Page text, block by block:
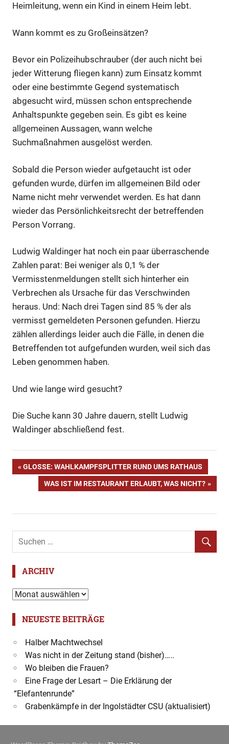
Heimleitung, wenn ein Kind in einem Heim lebt.
Wann kommt es zu Großeinsätzen?
Bevor ein Polizeihubschrauber (der auch nicht bei
jeder Witterung fliegen kann) zum Einsatz kommt
oder eine bestimmte Gegend systematisch
abgesucht wird, müssen schon entsprechende
Anhaltspunkte gegeben sein. Es gibt es keine
allgemeinen Aussagen, wann welche
Suchmaßnahmen ausgelöst werden.
Sobald die Person wieder aufgetaucht ist oder
gefunden wurde, dürfen im allgemeinen Bild oder
Name nicht mehr verwendet werden. Es hat dann
wieder das Persönlichkeitsrecht der betreffenden
Person Vorrang.
Ludwig Waldinger hat noch ein paar überraschende
Zahlen parat: Bei weniger als 0,1 % der
Vermisstenmeldungen stellt sich hinterher ein
Verbrechen als Ursache für das Verschwinden
heraus. Und: Nach drei Tagen sind 85 % der als
vermisst gemeldeten Personen gefunden. Hierzu
zählen allerdings leider auch die Fälle, in denen die
Betreffenden tot aufgefunden wurden, weil sich das
Leben genommen haben.
Und wie lange wird gesucht?
Die Suche kann 30 Jahre dauern, stellt Ludwig
Waldinger abschließend fest.
Straftat
Suchaktion
Verschwinden
Beitragsnavigation
VORHERIGER
BEITRAG:
GLOSSE: WAHLKAMPFSPLITTER RUND UMS RATHAUS
NÄCHSTER
WAS IST IM RESTAURANT ERLAUBT, WAS NICHT?
ARCHIV
Archiv
NEUESTE BEITRÄGE
Halber Machtwechsel
Was nicht in der Zeitung stand (bisher)…..
Wo bleiben die Frauen?
Eine Frage der Lesart – Die Erklärung der
“Elefantenrunde”
Grabenkämpfe in der Ingolstädter CSU (aktualisiert)